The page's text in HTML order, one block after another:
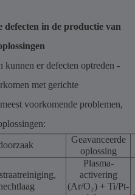
in de productie van
kunnen er defecten optreden -
met gerichte
voorkomende problemen,
Geavanceerde
oplossing
Plasma-
activering
(Ar/O₂) + Ti/Pt-